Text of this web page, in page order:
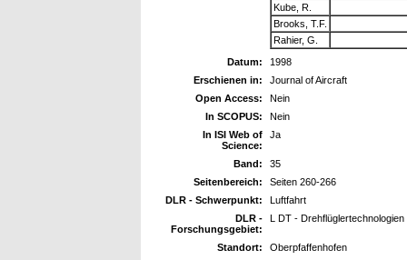
Kube, R.
Brooks, T.F.
Rahier, G.
Datum:
1998
Erschienen in:
Journal of Aircraft
Open Access:
Nein
In SCOPUS:
Nein
In ISI Web of
Science:
Ja
Band:
35
Seitenbereich:
Seiten 260-266
DLR - Schwerpunkt:
Luftfahrt
DLR -
Forschungsgebiet:
L DT - Drehflüglertechnologien
Standort:
Oberpfaffenhofen